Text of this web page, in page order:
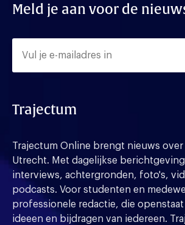
Meld je aan voor de
Trajectum
Trajectum Online brengt nieuws over
Utrecht. Met dagelijkse
interviews, achtergronden, foto's,
podcasts. Voor studenten en
professionele redactie, die
ideeen en bijdragen van iedereen.